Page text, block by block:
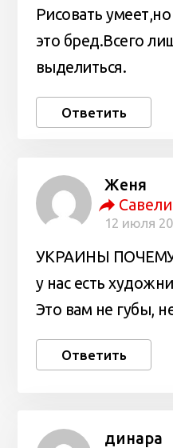
Рисовать
это бред.Всего
выделиться.
Ответить
Женя
12 июля
УКРАИНЫ ПОЧЕМУ
у нас есть
Это вам не губы,
Ответить
динара